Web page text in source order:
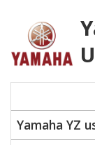
Yamaha YZ